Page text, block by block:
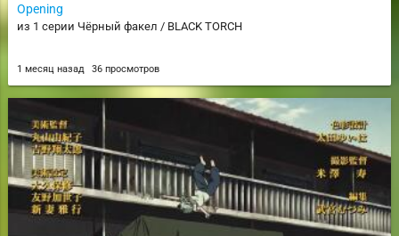
Opening
из 1 серии Чёрный факел / BLACK TORCH
1 месяц назад 36 просмотров